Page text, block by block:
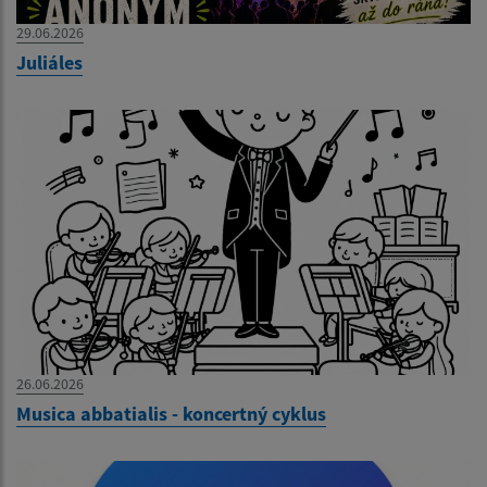
29.06.2026
Juliáles
26.06.2026
Musica abbatialis - koncertný cyklus